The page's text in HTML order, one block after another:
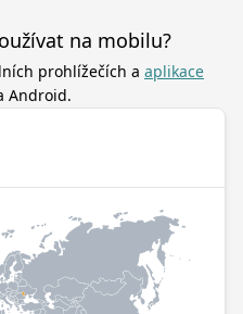
na mobilu?
prohlížečích a aplikace
Android.